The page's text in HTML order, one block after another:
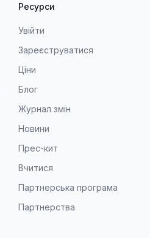
Ресурси
Увійти
Зареєструватися
Ціни
Блог
Журнал змін
Новини
Прес-кит
Вчитися
Партнерська програма
Партнерства